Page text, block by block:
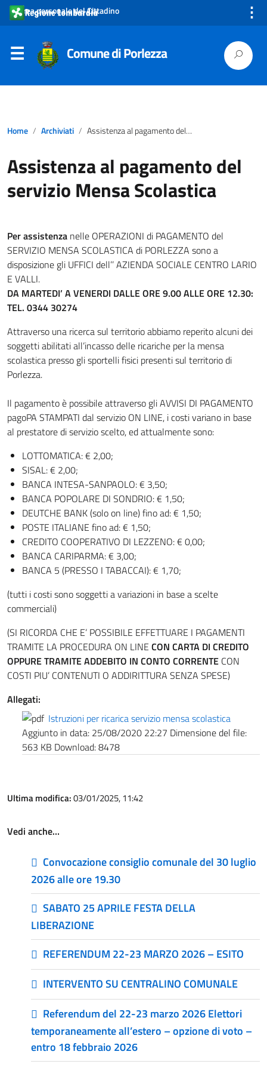
Area personale del Cittadino ⋮
Comune di Porlezza
Home Archiviati Assistenza al pagamento del servizio Mensa Scolastica
Assistenza al pagamento del
servizio Mensa Scolastica
Per assistenza nelle OPERAZIONI di PAGAMENTO del
SERVIZIO MENSA SCOLASTICA di PORLEZZA sono a
disposizione gli UFFICI dell’’ AZIENDA SOCIALE CENTRO LARIO
E VALLI.
DA MARTEDI’ A VENERDI DALLE ORE 9.00 ALLE ORE 12.30:
TEL. 0344 30274
Attraverso una ricerca sul territorio abbiamo reperito alcuni dei
soggetti abilitati all’incasso delle ricariche per la mensa
scolastica presso gli sportelli fisici presenti sul territorio di
Porlezza.
Il pagamento è possibile attraverso gli AVVISI DI PAGAMENTO
pagoPA STAMPATI dal servizio ON LINE, i costi variano in base
al prestatore di servizio scelto, ed attualmente sono:
LOTTOMATICA: € 2,00;
SISAL: € 2,00;
BANCA INTESA-SANPAOLO: € 3,50;
BANCA POPOLARE DI SONDRIO: € 1,50;
DEUTCHE BANK (solo on line) fino ad: € 1,50;
POSTE ITALIANE fino ad: € 1,50;
CREDITO COOPERATIVO DI LEZZENO: € 0,00;
BANCA CARIPARMA: € 3,00;
BANCA 5 (PRESSO I TABACCAI): € 1,70;
(tutti i costi sono soggetti a variazioni in base a scelte
commerciali)
(SI RICORDA CHE E’ POSSIBILE EFFETTUARE I PAGAMENTI
TRAMITE LA PROCEDURA ON LINE CON CARTA DI CREDITO
OPPURE TRAMITE ADDEBITO IN CONTO CORRENTE CON
COSTI PIU’ CONTENUTI O ADDIRITTURA SENZA SPESE)
Allegati:
Istruzioni per ricarica servizio mensa scolastica
Aggiunto in data: 25/08/2020 22:27 Dimensione del file:
563 KB Download:8478
Ultima modifica:03/01/2025, 11:42
Vedi anche…
Convocazione consiglio comunale del 30 luglio
2026 alle ore 19.30
SABATO 25 APRILE FESTA DELLA
LIBERAZIONE
REFERENDUM 22-23 MARZO 2026 – ESITO
INTERVENTO SU CENTRALINO COMUNALE
Referendum del 22-23 marzo 2026 Elettori
temporaneamente all’estero – opzione di voto –
entro 18 febbraio 2026